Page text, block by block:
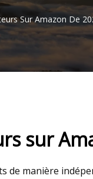
Sur Amazon De
sur
manière